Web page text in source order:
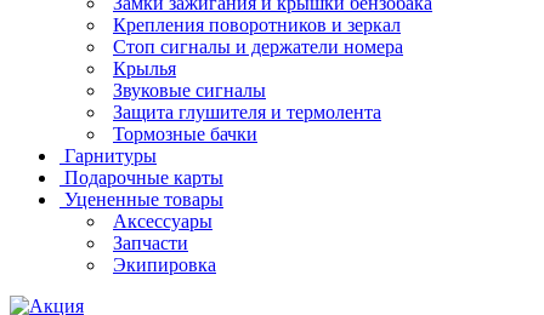
Крепления поворотников и зеркал
Стоп сигналы и держатели номера
Крылья
Звуковые сигналы
Защита глушителя и термолента
Тормозные бачки
Гарнитуры
Подарочные карты
Уцененные товары
Аксессуары
Запчасти
Экипировка